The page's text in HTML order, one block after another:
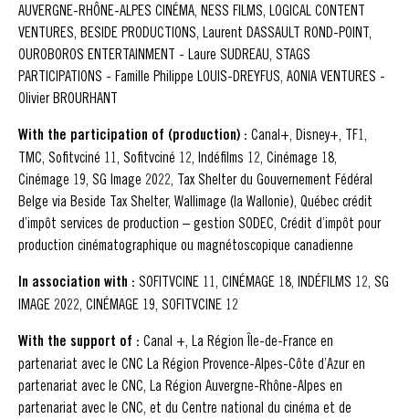
AUVERGNE-RHÔNE-ALPES CINÉMA, NESS FILMS, LOGICAL CONTENT
VENTURES, BESIDE PRODUCTIONS, Laurent DASSAULT ROND-POINT,
OUROBOROS ENTERTAINMENT - Laure SUDREAU, STAGS
PARTICIPATIONS - Famille Philippe LOUIS-DREYFUS, AONIA VENTURES -
Olivier BROURHANT
With the participation of (production) : Canal+, Disney+, TF1,
TMC, Sofitvciné 11, Sofitvciné 12, Indéfilms 12, Cinémage 18,
Cinémage 19, SG Image 2022, Tax Shelter du Gouvernement Fédéral
Belge via Beside Tax Shelter, Wallimage (la Wallonie), Québec crédit
d’impôt services de production – gestion SODEC, Crédit d’impôt pour
production cinématographique ou magnétoscopique canadienne
In association with : SOFITVCINE 11, CINÉMAGE 18, INDÉFILMS 12, SG
IMAGE 2022, CINÉMAGE 19, SOFITVCINE 12
With the support of : Canal +, La Région Île-de-France en
partenariat avec le CNC La Région Provence-Alpes-Côte d’Azur en
partenariat avec le CNC, La Région Auvergne-Rhône-Alpes en
partenariat avec le CNC, et du Centre national du cinéma et de